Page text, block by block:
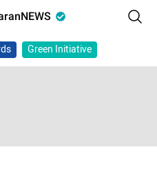
Green Initiative